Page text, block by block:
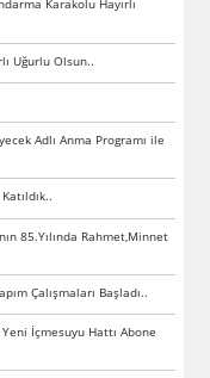
Karakolu Hayırlı
Uğurlu Olsun..
Adlı Anma Programı ile
85.Yılında Rahmet,Minnet
Çalışmaları Başladı..
İçmesuyu Hattı Abone